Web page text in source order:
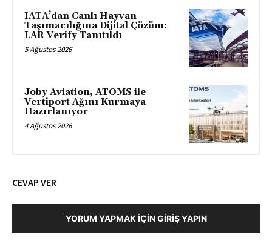
IATA’dan Canlı Hayvan
Taşımacılığına Dijital Çözüm:
LAR Verify Tanıtıldı
5 Ağustos 2026
Joby Aviation, ATOMS ile
Vertiport Ağını Kurmaya
Hazırlanıyor
4 Ağustos 2026
CEVAP VER
YORUM YAPMAK İÇIN GIRIŞ YAPIN